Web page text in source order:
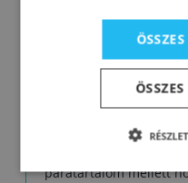
Összetétel:
módosított alkid
(T= +20 °C,
újrafesthető 24
páratartalom mellett